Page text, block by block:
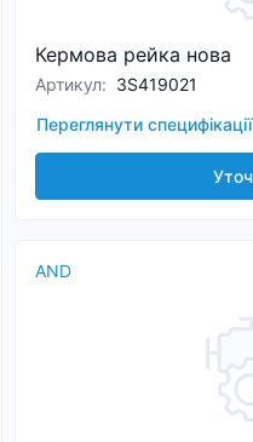
Кермова рейка нова
Артикул: 3S419021
Переглянути специфікації
AND